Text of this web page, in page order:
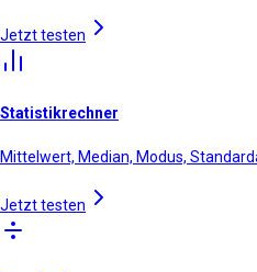
Jetzt testen
Statistikrechner
Mittelwert, Median, Modus,
Jetzt testen